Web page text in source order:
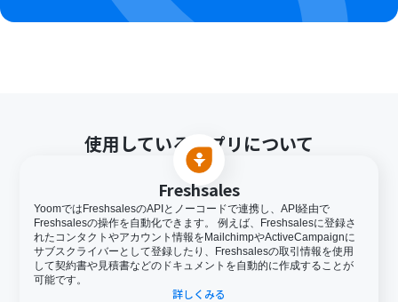
使用しているアプリについて
Freshsales
YoomではFreshsalesのAPIとノーコードで連携し、API経由で
Freshsalesの操作を自動化できます。 例えば、Freshsalesに登録さ
れたコンタクトやアカウント情報をMailchimpやActiveCampaignに
サブスクライバーとして登録したり、Freshsalesの取引情報を使用
して契約書や見積書などのドキュメントを自動的に作成することが
可能です。
詳しくみる